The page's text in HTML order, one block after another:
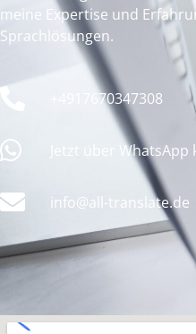
meine Expertise und
Sprachlösungen.
+4917670347308
Jetzt über
info@all-translate.de